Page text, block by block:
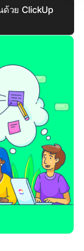
วย ClickUp